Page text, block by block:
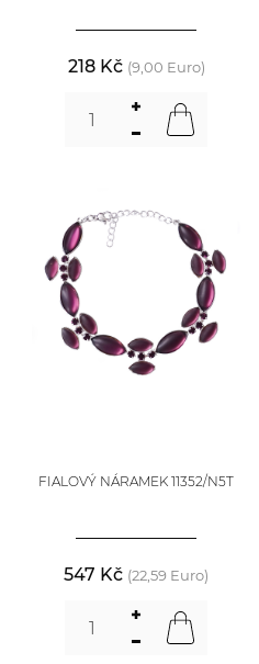
218 Kč (9,00 Euro)
FIALOVÝ NÁRAMEK 11352/N5T
547 Kč (22,59 Euro)